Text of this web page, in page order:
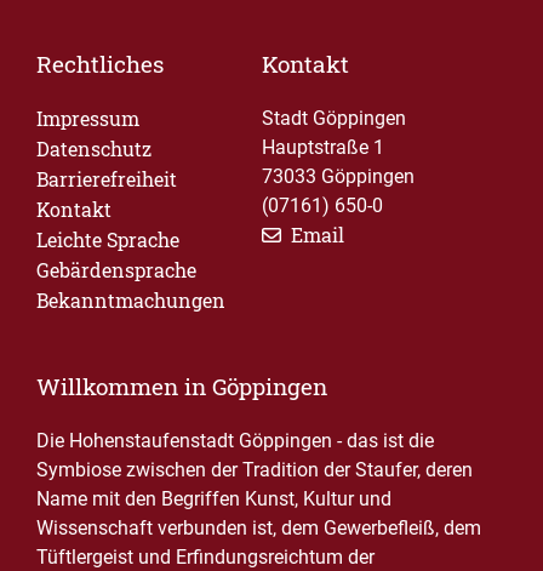
Rechtliches
Impressum
Datenschutz
Barrierefreiheit
Kontakt
Leichte Sprache
Gebärdensprache
Bekanntmachungen
Kontakt
Stadt Göppingen
Hauptstraße 1
73033 Göppingen
(07161) 650-0
Email
Willkommen in Göppingen
Die Hohenstaufenstadt Göppingen - das ist die
Symbiose zwischen der Tradition der Staufer, deren
Name mit den Begriffen Kunst, Kultur und
Wissenschaft verbunden ist, dem Gewerbefleiß, dem
Tüftlergeist und Erfindungsreichtum der